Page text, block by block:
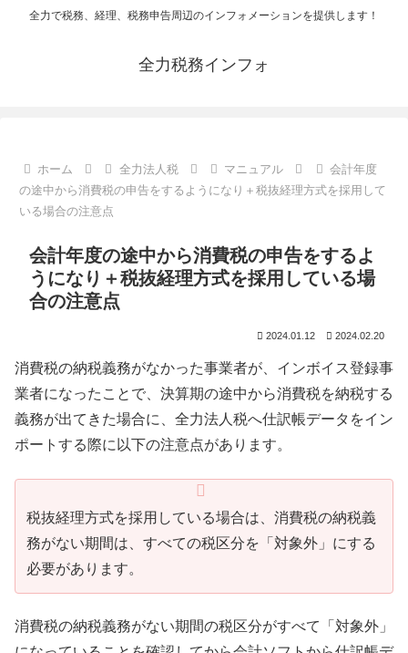
全力で税務、経理、税務申告周辺のインフォメーションを提供します！
全力税務インフォ
ホーム 全力法人税 マニュアル
会計年度
の途中から消費税の申告をするようになり＋税抜経理方式を採用して
いる場合の注意点
会計年度の途中から消費税の申告をするよ
うになり＋税抜経理方式を採用している場
合の注意点
2024.01.12 2024.02.20
消費税の納税義務がなかった事業者が、インボイス登録事
業者になったことで、決算期の途中から消費税を納税する
義務が出てきた場合に、全力法人税へ仕訳帳データをイン
ポートする際に以下の注意点があります。
税抜経理方式を採用している場合は、消費税の納税義
務がない期間は、すべての税区分を「対象外」にする
必要があります。
消費税の納税義務がない期間の税区分がすべて「対象外」